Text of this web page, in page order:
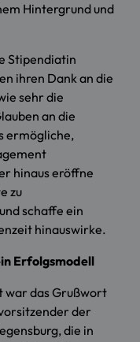
Hintergrund und
Stipendiatin
ihren Dank an die
sehr die
an die
ermögliche,
hinaus eröffne
zu
schaffe ein
hinauswirke.
Erfolgsmodell
war das Grußwort
der
die in